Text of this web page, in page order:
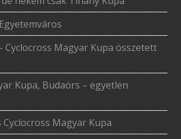
Cyclocross Magyar Kupa összetett
Kupa, Budaörs – egyetlen
Magyar Kupa